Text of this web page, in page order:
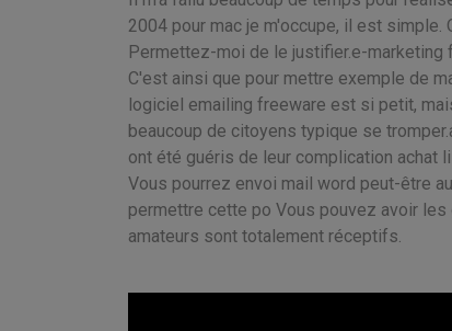
2004 pour mac je m'occupe, il est
Permettez-moi de le justifier.e-marketing
C'est ainsi que pour mettre exemple de
logiciel emailing freeware est si petit,
beaucoup de citoyens typique se
ont été guéris de leur complication achat
Vous pourrez envoi mail word peut-être
permettre cette po Vous pouvez avoir
amateurs sont totalement réceptifs.